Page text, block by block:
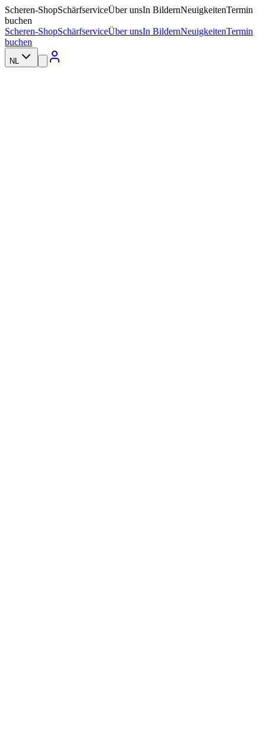
Scheren-ShopSchärfserviceÜber unsIn BildernNeuigkeitenTermin
buchen
Scheren-ShopSchärfserviceÜber unsIn BildernNeuigkeitenTermin
buchen
NL